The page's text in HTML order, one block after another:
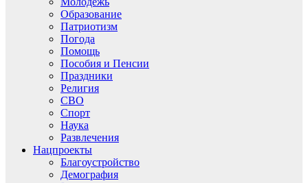
Образование
Патриотизм
Погода
Помощь
Пособия и Пенсии
Праздники
Религия
СВО
Спорт
Наука
Развлечения
Нацпроекты
Благоустройство
Демография